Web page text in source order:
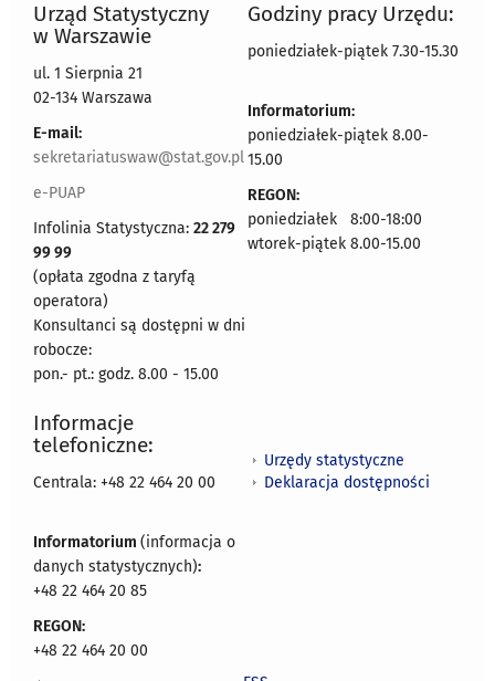
Urząd Statystyczny
w Warszawie
ul. 1 Sierpnia 21
02-134 Warszawa
E-mail:
sekretariatuswaw@stat.gov.pl
e-PUAP
Infolinia Statystyczna: 22 279
99 99
(opłata zgodna z taryfą
operatora)
Konsultanci są dostępni w dni
robocze:
pon.- pt.: godz. 8.00 - 15.00
Godziny pracy Urzędu:
poniedziałek-piątek 7.30-15.30
Informatorium:
poniedziałek-piątek 8.00-
15.00
REGON:
poniedziałek 8:00-18:00
wtorek-piątek 8.00-15.00
Informacje
telefoniczne:
Centrala: +48 22 464 20 00
Informatorium (informacja o
danych statystycznych):
+48 22 464 20 85
REGON:
+48 22 464 20 00
Urzędy statystyczne
Deklaracja dostępności